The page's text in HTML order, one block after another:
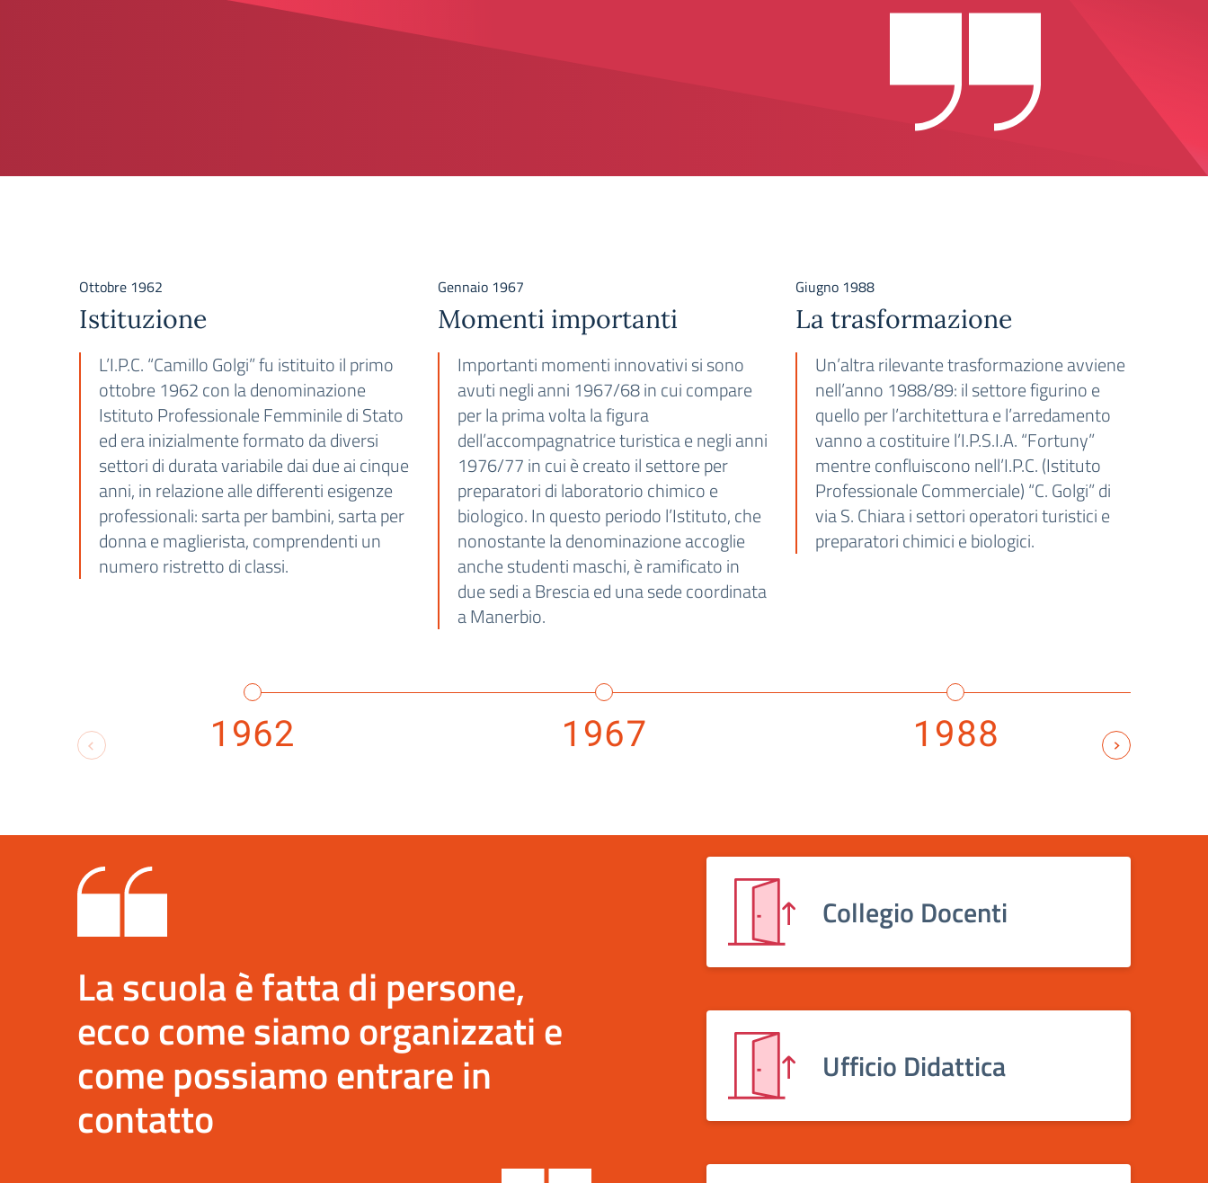
Ottobre 1962
Istituzione
L’I.P.C. “Camillo Golgi” fu istituito il primo
ottobre 1962 con la denominazione
Istituto Professionale Femminile di Stato
ed era inizialmente formato da diversi
settori di durata variabile dai due ai cinque
anni, in relazione alle differenti esigenze
professionali: sarta per bambini, sarta per
donna e maglierista, comprendenti un
numero ristretto di classi.
Gennaio 1967
Momenti importanti
Importanti momenti innovativi si sono
avuti negli anni 1967/68 in cui compare
per la prima volta la figura
dell’accompagnatrice turistica e negli anni
1976/77 in cui è creato il settore per
preparatori di laboratorio chimico e
biologico. In questo periodo l’Istituto, che
nonostante la denominazione accoglie
anche studenti maschi, è ramificato in
due sedi a Brescia ed una sede coordinata
a Manerbio.
Giugno 1988
La trasformazione
Un’altra rilevante trasformazione avviene
nell’anno 1988/89: il settore figurino e
quello per l’architettura e l’arredamento
vanno a costituire l’I.P.S.I.A. “Fortuny”
mentre confluiscono nell’I.P.C. (Istituto
Professionale Commerciale) “C. Golgi” di
via S. Chiara i settori operatori turistici e
preparatori chimici e biologici.
1962 1967 1988
La scuola è fatta di persone,
ecco come siamo organizzati e
come possiamo entrare in
contatto
Collegio Docenti
Ufficio Didattica